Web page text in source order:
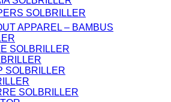
SOLBRILLER
APPAREL – BAMBUS
SOLBRILLER
SOLBRILLER
SOLBRILLER